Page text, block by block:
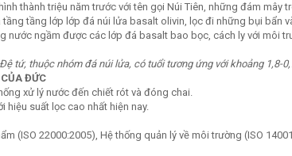
thành triệu năm trước với tên gọi Núi Tiên, những đám mây
tầng lớp lớp đá núi lửa basalt olivin, lọc đi những bụi bẩn
nước ngầm được các lớp đá basalt bao bọc, cách ly với môi
tứ, thuộc nhóm đá núi lửa, có tuổi tương ứng với khoảng 1,8-
ĐỨC
xử lý nước đến chiết rót và đóng chai.
hiệu suất lọc cao nhất hiện nay.
(ISO 22000:2005), Hệ thống quản lý về môi trường (ISO